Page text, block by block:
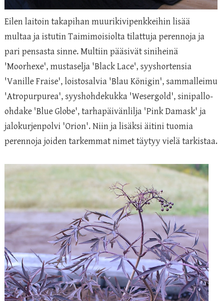
Eilen laitoin takapihan muurikivipenkkeihin lisää
multaa ja istutin Taimimoisiolta tilattuja perennoja ja
pari pensasta sinne. Multiin pääsivät siniheinä
'Moorhexe', mustaselja 'Black Lace', syyshortensia
'Vanille Fraise', loistosalvia 'Blau Königin', sammalleimu
'Atropurpurea', syyshohdekukka 'Wesergold', sinipallo-
ohdake 'Blue Globe', tarhapäivänlilja 'Pink Damask' ja
jalokurjenpolvi 'Orion'. Niin ja lisäksi äitini tuomia
perennoja joiden tarkemmat nimet täytyy vielä tarkistaa.